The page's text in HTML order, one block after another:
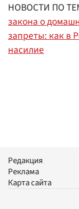
НОВОСТИ ПО
закона о
запреты: как в
насилие
Редакция
Реклама
Карта сайта